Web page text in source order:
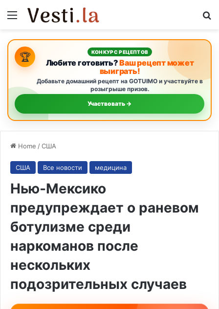
Menu
🏆 КОНКУРС РЕЦЕПТОВ
Любите готовить?Ваш рецепт может
выиграть!
Добавьте домашний рецепт на GOTUIMO и участвуйте в
розыгрыше призов.
Участвовать →
Home /США
США Все новости медицина
Нью-Мексико
предупреждает о раневом
ботулизме среди
наркоманов после
нескольких
подозрительных случаев